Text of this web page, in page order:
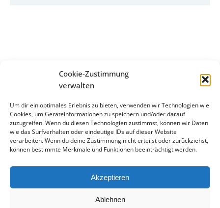
Cookie-Zustimmung
verwalten
Um dir ein optimales Erlebnis zu bieten, verwenden wir Technologien wie
Cookies, um Geräteinformationen zu speichern und/oder darauf
zuzugreifen. Wenn du diesen Technologien zustimmst, können wir Daten
wie das Surfverhalten oder eindeutige IDs auf dieser Website
verarbeiten. Wenn du deine Zustimmung nicht erteilst oder zurückziehst,
können bestimmte Merkmale und Funktionen beeinträchtigt werden.
Akzeptieren
Ablehnen
©Lesbar Emskirchen 2026
Impressum Datenschutz Cookie-Richtlinie
Gefördert von der Beauftragten der Bundesregierung für